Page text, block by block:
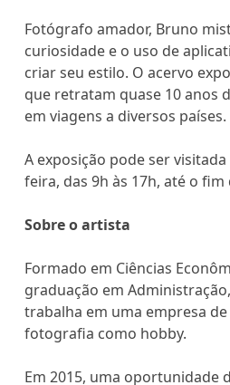
Fotógrafo amador, Bruno
curiosidade e o uso de
criar seu estilo. O acervo
que retratam quase 10 anos
em viagens a diversos países.
A exposição pode ser
feira, das 9h às 17h, até o fim
Sobre o artista
Formado em Ciências
graduação em
trabalha em uma empresa
fotografia como hobby.
Em 2015, uma oportunidade